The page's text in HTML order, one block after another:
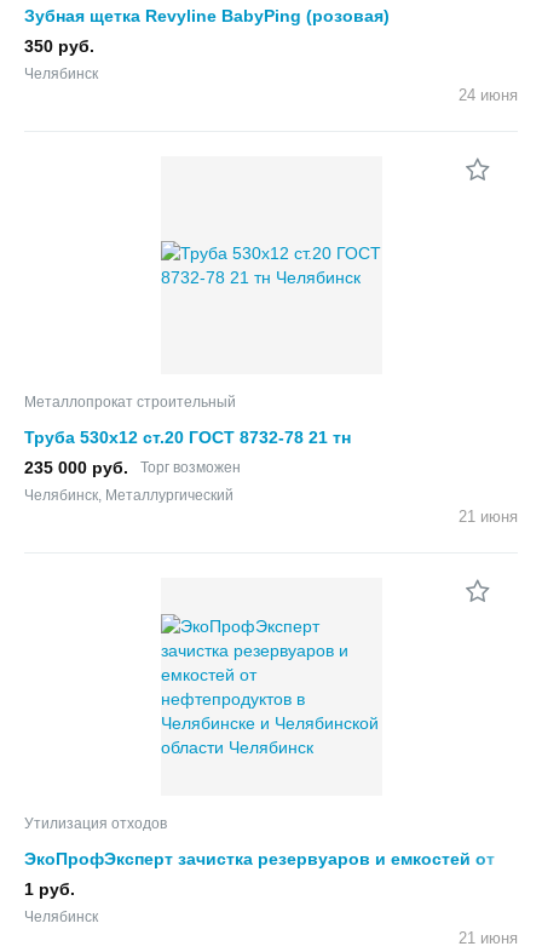
Зубная щетка Revyline BabyPing (розовая)
350 руб.
Челябинск
24 июня
Металлопрокат строительный
Труба 530х12 ст.20 ГОСТ 8732-78 21 тн
235 000 руб.
Торг возможен
Челябинск, Металлургический
21 июня
Утилизация отходов
ЭкоПрофЭксперт зачистка резервуаров и емкостей от
нефтепродуктов в Челябинске и Челябинской области
1 руб.
Челябинск
21 июня